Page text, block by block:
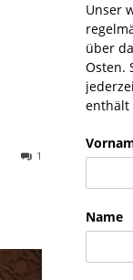
1
Unser
über
Osten.
enthält
Name